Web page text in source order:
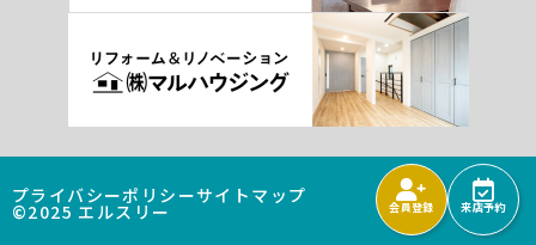
会員登録 来店予約
プライバシーポリシーサイトマップ
©2025 エルスリー